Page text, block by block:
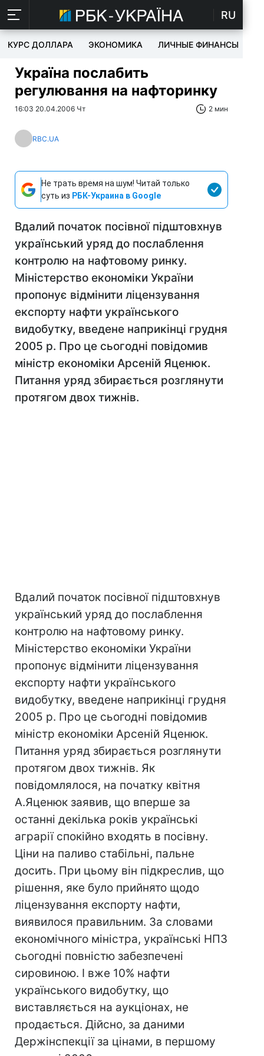
RU
КУРС ДОЛЛАРА ЭКОНОМИКА ЛИЧНЫЕ ФИНАНСЫ
Україна послабить
регулювання на нафторинку
16:03 20.04.2006 Чт 2 мин
RBC.UA
Не трать время на шум! Читай только
суть из РБК-Украина в Google
Вдалий початок посівної підштовхнув
український уряд до послаблення
контролю на нафтовому ринку.
Міністерство економіки України
пропонує відмінити ліцензування
експорту нафти українського
видобутку, введене наприкінці грудня
2005 р. Про це сьогодні повідомив
міністр економіки Арсеній Яценюк.
Питання уряд збирається розглянути
протягом двох тижнів.
Вдалий початок посівної підштовхнув
український уряд до послаблення
контролю на нафтовому ринку.
Міністерство економіки України
пропонує відмінити ліцензування
експорту нафти українського
видобутку, введене наприкінці грудня
2005 р. Про це сьогодні повідомив
міністр економіки Арсеній Яценюк.
Питання уряд збирається розглянути
протягом двох тижнів. Як
повідомлялося, на початку квітня
А.Яценюк заявив, що вперше за
останні декілька років українські
аграрії спокійно входять в посівну.
Ціни на паливо стабільні, пальне
досить. При цьому він підкреслив, що
рішення, яке було прийнято щодо
ліцензування експорту нафти,
виявилося правильним. За словами
економічного міністра, українські НПЗ
сьогодні повністю забезпечені
сировиною. І вже 10% нафти
українського видобутку, що
виставляється на аукціонах, не
продається. Дійсно, за даними
Держінспекції за цінами, в першому